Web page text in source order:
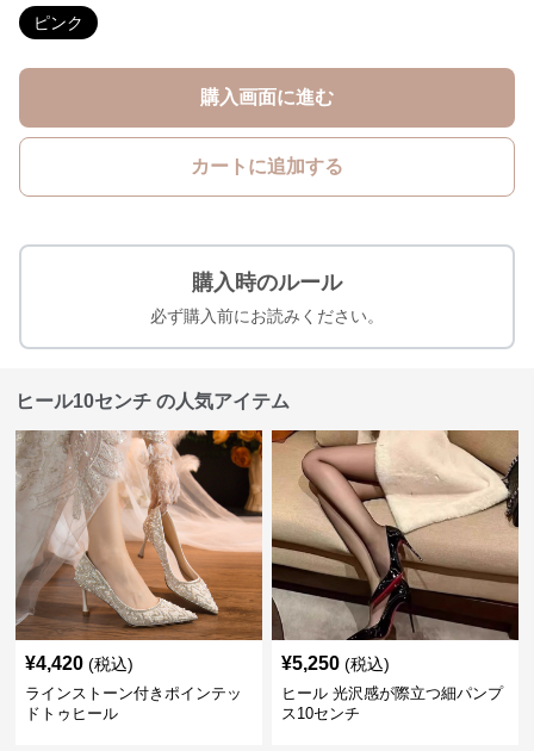
ピンク
購入画面に進む
カートに追加する
購入時のルール
必ず購入前にお読みください。
ヒール10センチ の人気アイテム
¥4,420 (税込)
ラインストーン付きポインテッ
ドトゥヒール
¥5,250 (税込)
ヒール 光沢感が際立つ細パンプ
ス10センチ